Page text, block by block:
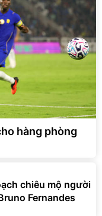
hàng phòng
chiêu mộ người
Fernandes